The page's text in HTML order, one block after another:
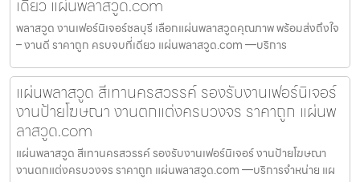
เดียว แผ่นพลาสวูด.com
พลาสวูด งานเฟอร์นิเจอร์ชลบุรี เลือกแผ่นพลาสวูดคุณภาพ พร้อมส่งถึงใจ
– งานดี ราคาถูก ครบจบที่เดียว แผ่นพลาสวูด.com —บริการ
แผ่นพลาสวูด สีเทานครสวรรค์ รองรับงานเฟอร์นิเจอร์
งานป้ายโฆษณา งานตกแต่งครบวงจร ราคาถูก แผ่นพ
ลาสวูด.com
แผ่นพลาสวูด สีเทานครสวรรค์ รองรับงานเฟอร์นิเจอร์ งานป้ายโฆษณา
งานตกแต่งครบวงจร ราคาถูก แผ่นพลาสวูด.com —บริการจำหน่าย แผ